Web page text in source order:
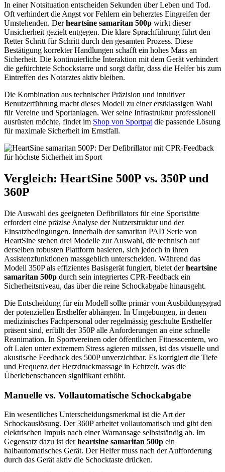
In einer Notsituation entscheiden Sekunden über Leben und Tod.
Oft verhindert die Angst vor Fehlern ein beherztes Eingreifen der
Umstehenden. Derheartsine samaritan 500p wirkt dieser
Unsicherheit gezielt entgegen. Die klare Sprachführung führt den
Retter Schritt für Schritt durch den gesamten Prozess. Diese
Bestätigung korrekter Handlungen schafft ein hohes Mass an
Sicherheit. Die kontinuierliche Interaktion mit dem Gerät verhindert
die gefürchtete Schockstarre und sorgt dafür, dass die Helfer bis zum
Eintreffen des Notarztes aktiv bleiben.
Die Kombination aus technischer Präzision und intuitiver
Benutzerführung macht dieses Modell zu einer erstklassigen Wahl
für Vereine und Sportanlagen. Wer seine Infrastruktur professionell
ausrüsten möchte, findet im Shop von Sportpat die passende Lösung
für maximale Sicherheit im Ernstfall.
Vergleich: HeartSine 500P vs. 350P und
360P
Die Auswahl des geeigneten Defibrillators für eine Sportstätte
erfordert eine präzise Analyse der Nutzerstruktur und der
Einsatzbedingungen. Innerhalb der samaritan PAD Serie von
HeartSine stehen drei Modelle zur Auswahl, die technisch auf
derselben robusten Plattform basieren, sich jedoch in ihren
Assistenzfunktionen massgeblich unterscheiden. Während das
Modell 350P als effizientes Basisgerät fungiert, bietet derheartsine
samaritan 500p durch sein integriertes CPR-Feedback ein
Sicherheitsniveau, das über die reine Schockabgabe hinausgeht.
Die Entscheidung für ein Modell sollte primär vom Ausbildungsgrad
der potenziellen Ersthelfer abhängen. In Umgebungen, in denen
medizinisches Fachpersonal oder regelmässig geschulte Ersthelfer
präsent sind, erfüllt der 350P alle Anforderungen an eine schnelle
Reanimation. In Sportvereinen oder öffentlichen Fitnesscentern, wo
oft Laien unter extremem Stress agieren müssen, ist das visuelle und
akustische Feedback des 500P unverzichtbar. Es korrigiert die Tiefe
und Frequenz der Herzdruckmassage in Echtzeit, was die
Überlebenschancen signifikant erhöht.
Manuelle vs. Vollautomatische Schockabgabe
Ein wesentliches Unterscheidungsmerkmal ist die Art der
Schockauslösung. Der 360P arbeitet vollautomatisch und gibt den
elektrischen Impuls nach einer Warnansage selbstständig ab. Im
Gegensatz dazu ist derheartsine samaritan 500p ein
halbautomatisches Gerät. Der Helfer muss nach der Aufforderung
durch das Gerät aktiv die Schocktaste drücken.